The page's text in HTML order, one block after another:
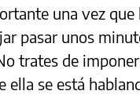
una vez
pasar unos
trates de
ella se está